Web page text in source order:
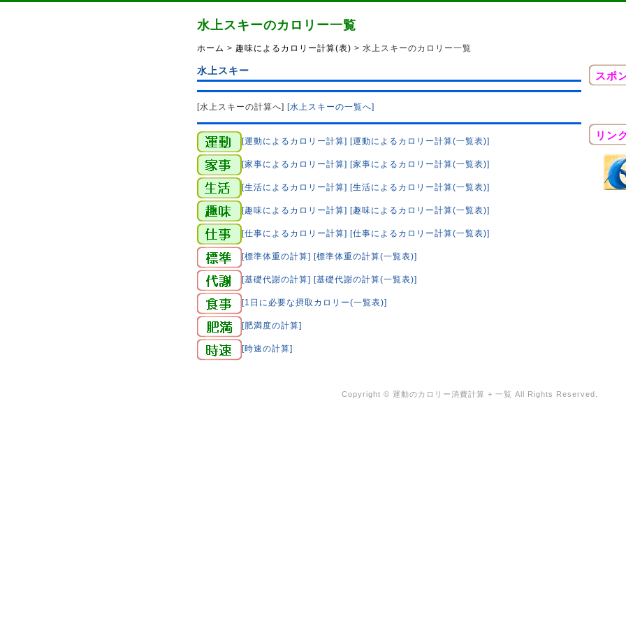
水上スキーのカロリー一覧
ホーム > 趣味によるカロリー計算(表) > 水上スキーのカロリー一覧
水上スキー
[水上スキーの計算へ] [水上スキーの一覧へ]
[運動によるカロリー計算] [運動によるカロリー計算(一覧表)]
[家事によるカロリー計算] [家事によるカロリー計算(一覧表)]
[生活によるカロリー計算] [生活によるカロリー計算(一覧表)]
[趣味によるカロリー計算] [趣味によるカロリー計算(一覧表)]
[仕事によるカロリー計算] [仕事によるカロリー計算(一覧表)]
[標準体重の計算] [標準体重の計算(一覧表)]
[基礎代謝の計算] [基礎代謝の計算(一覧表)]
[1日に必要な摂取カロリー(一覧表)]
[肥満度の計算]
[時速の計算]
スポ
リンク
Copyright © 運動のカロリー消費計算 + 一覧 All Rights Reserved.